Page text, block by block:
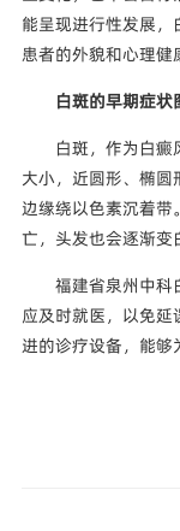
能呈现进行性发展
患者的外貌和心理健
白斑的早期症状
白斑，作为白
大小，近圆形、椭
边缘绕以色素沉着
亡，头发也会逐渐变
福建省泉州中科
应及时就医，以免
进的诊疗设备，能够